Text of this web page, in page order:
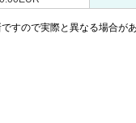
すので実際と異なる場合があ